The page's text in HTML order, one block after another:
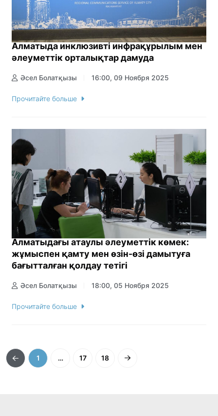
Алматыда инклюзивті инфрақұрылым мен
әлеуметтік орталықтар дамуда
Әсел Болатқызы 16:00, 09 Ноября 2025
Прочитайте больше
Алматыдағы атаулы әлеуметтік көмек:
жұмыспен қамту мен өзін-өзі дамытуға
бағытталған қолдау тетігі
Әсел Болатқызы 18:00, 05 Ноября 2025
Прочитайте больше
1 … 17 18